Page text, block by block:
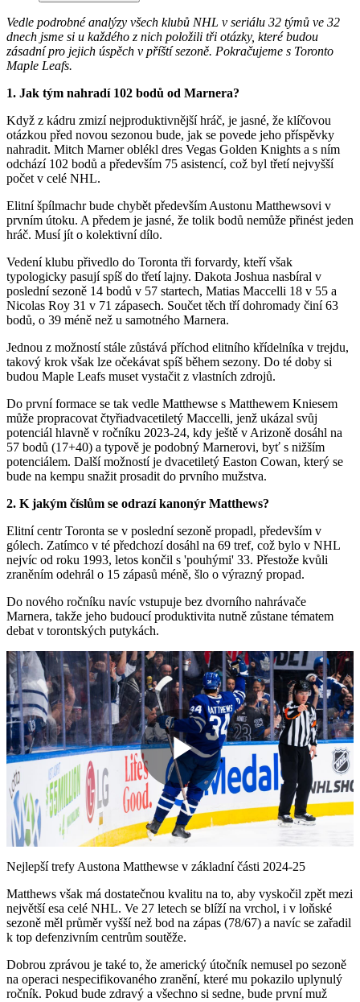
Vedle podrobné analýzy všech klubů NHL v seriálu 32 týmů ve 32
dnech jsme si u každého z nich položili tři otázky, které budou
zásadní pro jejich úspěch v příští sezoně. Pokračujeme s Toronto
Maple Leafs.
1. Jak tým nahradí 102 bodů od Marnera?
Když z kádru zmizí nejproduktivnější hráč, je jasné, že klíčovou
otázkou před novou sezonou bude, jak se povede jeho příspěvky
nahradit. Mitch Marner oblékl dres Vegas Golden Knights a s ním
odchází 102 bodů a především 75 asistencí, což byl třetí nejvyšší
počet v celé NHL.
Elitní špílmachr bude chybět především Austonu Matthewsovi v
prvním útoku. A předem je jasné, že tolik bodů nemůže přinést jeden
hráč. Musí jít o kolektivní dílo.
Vedení klubu přivedlo do Toronta tři forvardy, kteří však
typologicky pasují spíš do třetí lajny. Dakota Joshua nasbíral v
poslední sezoně 14 bodů v 57 startech, Matias Maccelli 18 v 55 a
Nicolas Roy 31 v 71 zápasech. Součet těch tří dohromady činí 63
bodů, o 39 méně než u samotného Marnera.
Jednou z možností stále zůstává příchod elitního křídelníka v trejdu,
takový krok však lze očekávat spíš během sezony. Do té doby si
budou Maple Leafs muset vystačit z vlastních zdrojů.
Do první formace se tak vedle Matthewse s Matthewem Kniesem
může propracovat čtyřiadvacetiletý Maccelli, jenž ukázal svůj
potenciál hlavně v ročníku 2023-24, kdy ještě v Arizoně dosáhl na
57 bodů (17+40) a typově je podobný Marnerovi, byť s nižším
potenciálem. Další možností je dvacetiletý Easton Cowan, který se
bude na kempu snažit prosadit do prvního mužstva.
2. K jakým číslům se odrazí kanonýr Matthews?
Elitní centr Toronta se v poslední sezoně propadl, především v
gólech. Zatímco v té předchozí dosáhl na 69 tref, což bylo v NHL
nejvíc od roku 1993, letos končil s 'pouhými' 33. Přestože kvůli
zraněním odehrál o 15 zápasů méně, šlo o výrazný propad.
Do nového ročníku navíc vstupuje bez dvorního nahrávače
Marnera, takže jeho budoucí produktivita nutně zůstane tématem
debat v torontských putykách.
Play
Video
Nejlepší trefy Austona Matthewse v základní části 2024-25
Matthews však má dostatečnou kvalitu na to, aby vyskočil zpět mezi
největší esa celé NHL. Ve 27 letech se blíží na vrchol, i v loňské
sezoně měl průměr vyšší než bod na zápas (78/67) a navíc se zařadil
k top defenzivním centrům soutěže.
Dobrou zprávou je také to, že americký útočník nemusel po sezoně
na operaci nespecifikovaného zranění, které mu pokazilo uplynulý
ročník. Pokud bude zdravý a všechno si sedne, bude první muž